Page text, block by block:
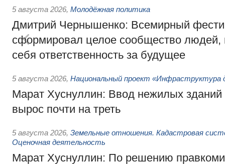
5 августа 2026, Молодёжная политика
Дмитрий Чернышенко: Всемирный
сформировал целое сообщество людей,
себя ответственность за будущее
5 августа 2026, Национальный проект «Инфраструктура
Марат Хуснуллин: Ввод нежилых зданий
вырос почти на треть
5 августа 2026, Земельные отношения. Кадастровая
Оценочная деятельность
Марат Хуснуллин: По решению